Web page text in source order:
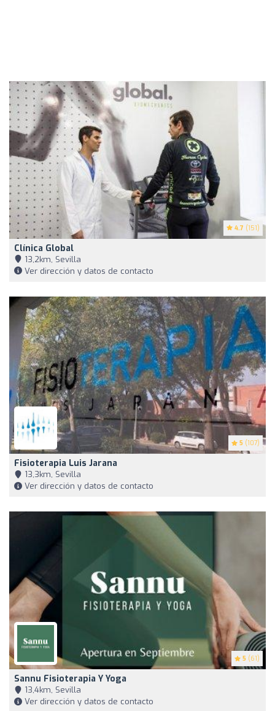
4.7 (151)
Clínica Global
13,2km, Sevilla
Ver dirección y datos de contacto
5 (107)
Fisioterapia Luis Jarana
13,3km, Sevilla
Ver dirección y datos de contacto
5 (61)
Sannu Fisioterapia Y Yoga
13,4km, Sevilla
Ver dirección y datos de contacto